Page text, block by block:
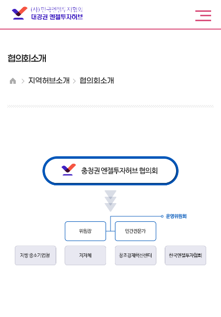
협의회소개
지역허브소개 협의회소개